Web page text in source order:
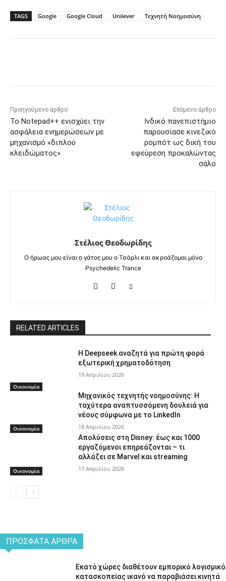
TAGS Google Google Cloud Unilever Τεχνητή Νοημοσύνη
Προηγούμενο άρθρο
Το Notepad++ ενισχύει την
ασφάλεια ενημερώσεων με
μηχανισμό «διπλού
κλειδώματος»
Επόμενο άρθρο
Ινδικό πανεπιστήμιο
παρουσίασε κινεζικό
ρομπότ ως δική του
εφεύρεση προκαλώντας
σάλο
Στέλιος Θεοδωρίδης
Ο ήρωας μου είναι ο γάτος μου ο Τσάρλι και ακροάζομαι μόνο
Psychedelic Trance
RELATED ARTICLES
Οικονομία
Η Deepseek αναζητά για πρώτη φορά
εξωτερική χρηματοδότηση
19 Απριλίου 2026
Οικονομία
Μηχανικός τεχνητής νοημοσύνης: Η
ταχύτερα αναπτυσσόμενη δουλειά για
νέους σύμφωνα με το LinkedIn
18 Απριλίου 2026
Οικονομία
Απολύσεις στη Disney: έως και 1000
εργαζόμενοι επηρεάζονται – τι
αλλάζει σε Marvel και streaming
17 Απριλίου 2026
ΠΡΌΣΦΑΤΑ ΆΡΘΡΑ
Εκατό χώρες διαθέτουν εμπορικό λογισμικό
κατασκοπείας ικανό να παραβιάσει κινητά